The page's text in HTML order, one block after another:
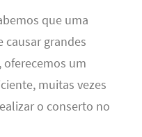
que uma
causar grandes
oferecemos um
muitas vezes
o conserto no